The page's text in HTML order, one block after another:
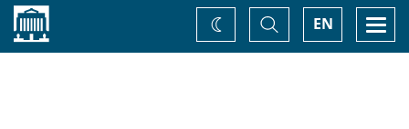
Accueil EN
Basculer
la
recherche
Changez
de